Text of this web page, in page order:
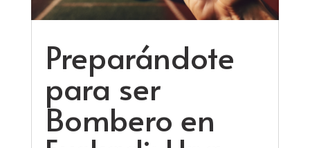
Preparándote
para ser
Bombero en